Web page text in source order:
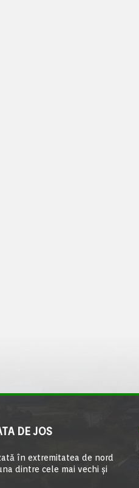
DE JOS
în extremitatea de nord
dintre cele mai vechi şi